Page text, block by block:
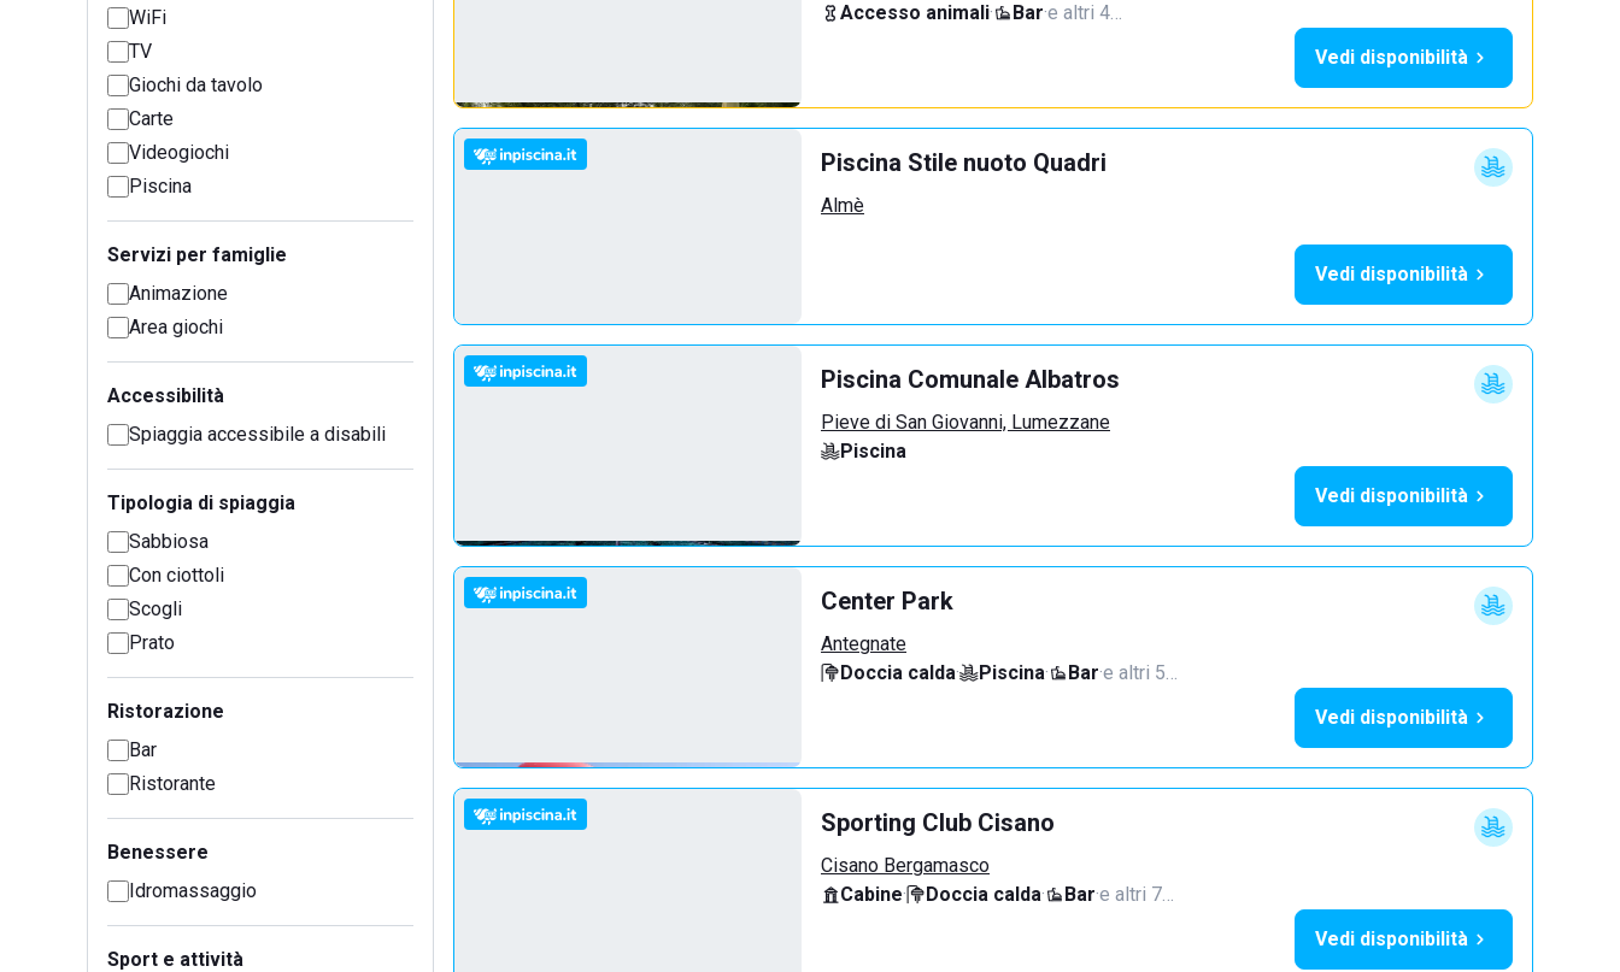
WiFi
TV
Giochi da tavolo
Carte
Videogiochi
Piscina
Servizi per famiglie
Animazione
Area giochi
Accessibilità
Spiaggia accessibile a disabili
Tipologia di spiaggia
Sabbiosa
Con ciottoli
Scogli
Prato
Ristorazione
Bar
Ristorante
Benessere
Idromassaggio
Sport e attività
Accesso animali· Bar·e altri 4…
Vedi disponibilità
Piscina Stile nuoto Quadri
Almè
Vedi disponibilità
Piscina Comunale Albatros
Pieve di San Giovanni, Lumezzane
Piscina
Vedi disponibilità
Center Park
Antegnate
Doccia calda· Piscina· Bar·e altri 5…
Vedi disponibilità
Sporting Club Cisano
Cisano Bergamasco
Cabine· Doccia calda· Bar·e altri 7…
Vedi disponibilità